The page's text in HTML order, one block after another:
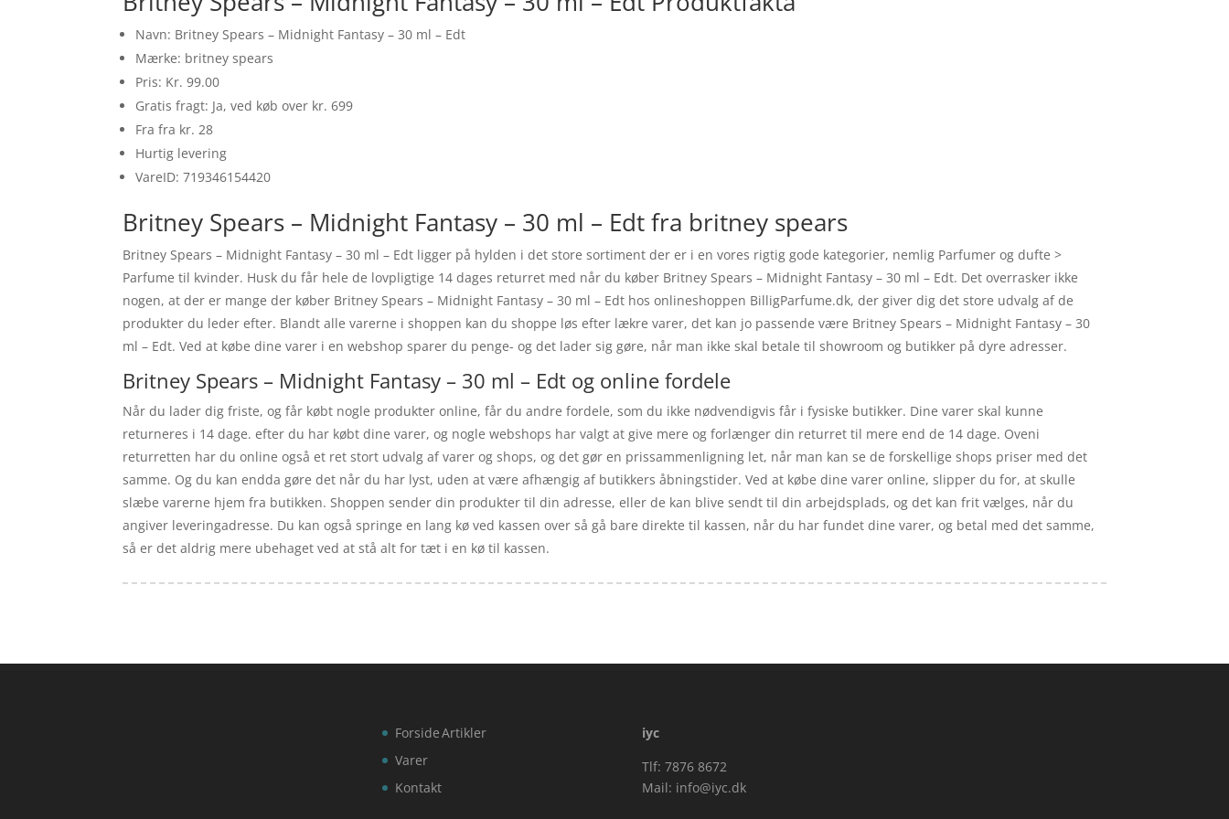
Navn: Britney Spears – Midnight Fantasy – 30 ml – Edt
Mærke: britney spears
Pris: Kr. 99.00
Gratis fragt: Ja, ved køb over kr. 699
Fra fra kr. 28
Hurtig levering
VareID: 719346154420
Britney Spears – Midnight Fantasy – 30 ml – Edt fra britney spears
Britney Spears – Midnight Fantasy – 30 ml – Edt ligger på hylden i det store sortiment der er i en vores rigtig gode kategorier, nemlig Parfumer og dufte >
Parfume til kvinder. Husk du får hele de lovpligtige 14 dages returret med når du køber Britney Spears – Midnight Fantasy – 30 ml – Edt. Det overrasker ikke
nogen, at der er mange der køber Britney Spears – Midnight Fantasy – 30 ml – Edt hos onlineshoppen BilligParfume.dk, der giver dig det store udvalg af de
produkter du leder efter. Blandt alle varerne i shoppen kan du shoppe løs efter lækre varer, det kan jo passende være Britney Spears – Midnight Fantasy – 30
ml – Edt. Ved at købe dine varer i en webshop sparer du penge- og det lader sig gøre, når man ikke skal betale til showroom og butikker på dyre adresser.
Britney Spears – Midnight Fantasy – 30 ml – Edt og online fordele
Når du lader dig friste, og får købt nogle produkter online, får du andre fordele, som du ikke nødvendigvis får i fysiske butikker. Dine varer skal kunne
returneres i 14 dage. efter du har købt dine varer, og nogle webshops har valgt at give mere og forlænger din returret til mere end de 14 dage. Oveni
returretten har du online også et ret stort udvalg af varer og shops, og det gør en prissammenligning let, når man kan se de forskellige shops priser med det
samme. Og du kan endda gøre det når du har lyst, uden at være afhængig af butikkers åbningstider. Ved at købe dine varer online, slipper du for, at skulle
slæbe varerne hjem fra butikken. Shoppen sender din produkter til din adresse, eller de kan blive sendt til din arbejdsplads, og det kan frit vælges, når du
angiver leveringadresse. Du kan også springe en lang kø ved kassen over så gå bare direkte til kassen, når du har fundet dine varer, og betal med det samme,
så er det aldrig mere ubehaget ved at stå alt for tæt i en kø til kassen.
Forside
Varer
Kontakt
Artikler
iyc
Tlf: 7876 8672
Mail: info@iyc.dk